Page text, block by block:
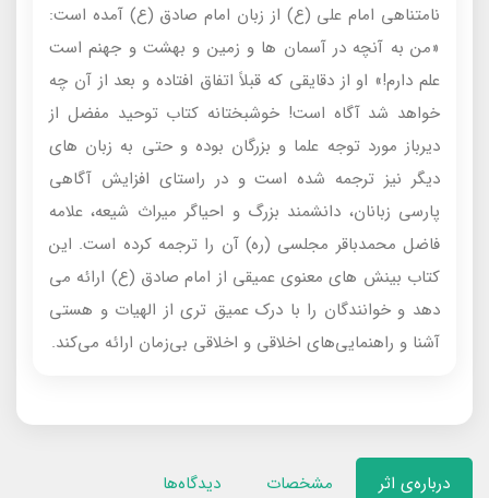
نامتناهی امام علی (ع) از زبان امام صادق (ع) آمده است:
«من به آنچه در آسمان ها و زمین و بهشت و جهنم است
علم دارم!» او از دقایقی که قبلاً اتفاق افتاده و بعد از آن چه
خواهد شد آگاه است! خوشبختانه کتاب توحید مفضل از
دیرباز مورد توجه علما و بزرگان بوده و حتی به زبان های
دیگر نیز ترجمه شده است و در راستای افزایش آگاهی
پارسی زبانان، دانشمند بزرگ و احیاگر میراث شیعه، علامه
فاضل محمدباقر مجلسی (ره) آن را ترجمه کرده است. این
کتاب بینش های معنوی عمیقی از امام صادق (ع) ارائه می
دهد و خوانندگان را با درک عمیق تری از الهیات و هستی
آشنا و راهنمایی‌های اخلاقی و اخلاقی بی‌زمان ارائه می‌کند.
درباره‌ی اثر مشخصات دیدگاه‌ها